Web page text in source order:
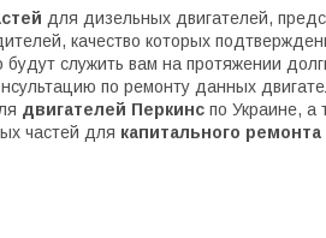
для дизельных двигателей,
качество которых
служить вам на протяжении
по ремонту данных
двигателей Перкинс по Украине, а
частей для капитального